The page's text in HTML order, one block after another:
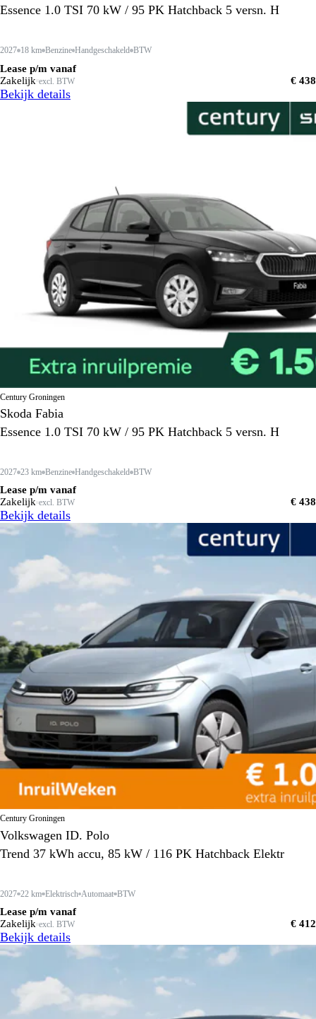
Essence 1.0 TSI 70 kW / 95 PK Hatchback 5 versn. H
2027 18 km Benzine Handgeschakeld BTW
Lease p/m vanaf
Zakelijk excl. BTW € 438
Bekijk details
Century Groningen
Skoda Fabia
Essence 1.0 TSI 70 kW / 95 PK Hatchback 5 versn. H
2027 23 km Benzine Handgeschakeld BTW
Lease p/m vanaf
Zakelijk excl. BTW € 438
Bekijk details
Century Groningen
Volkswagen ID. Polo
Trend 37 kWh accu, 85 kW / 116 PK Hatchback Elektr
2027 22 km Elektrisch Automaat BTW
Lease p/m vanaf
Zakelijk excl. BTW € 412
Bekijk details